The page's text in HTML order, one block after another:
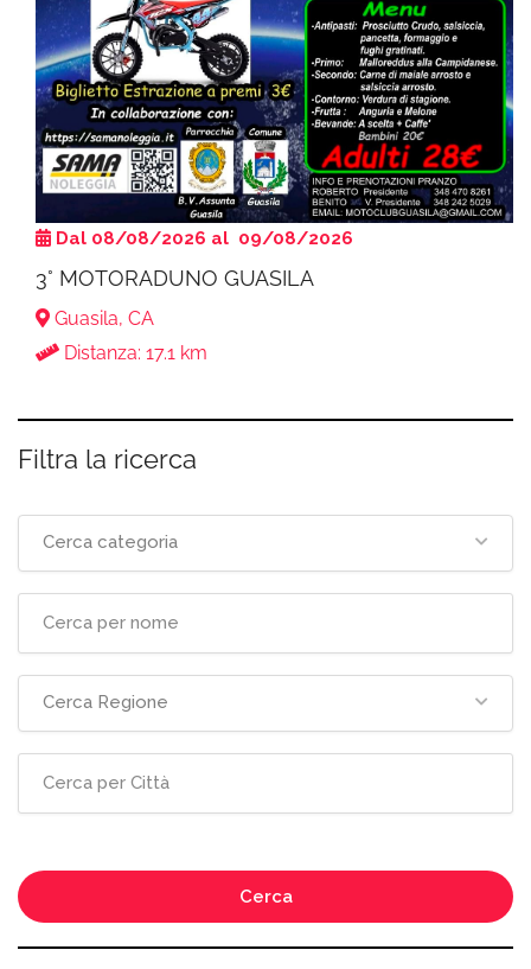
Dal 08/08/2026 al 09/08/2026
3° MOTORADUNO GUASILA
Guasila, CA
Distanza: 17.1 km
Filtra la ricerca
Cerca categoria
Cerca Regione
Cerca